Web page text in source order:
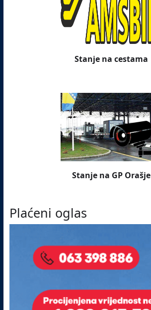
Stanje na cestama
Stanje na GP Orašje
Plaćeni oglas